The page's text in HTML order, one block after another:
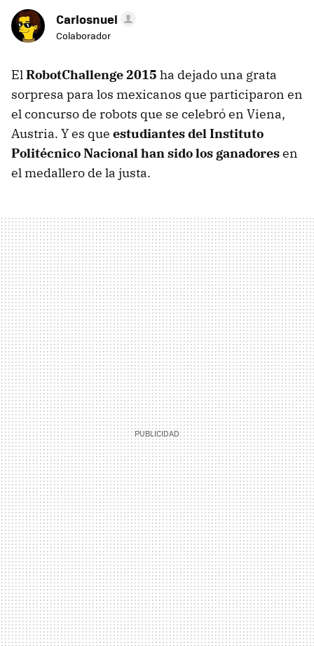
Carlosnuel
Colaborador
ElRobotChallenge 2015 ha dejado una grata
sorpresa para los mexicanos que participaron en
el concurso de robots que se celebró en Viena,
Austria. Y es que estudiantes del Instituto
Politécnico Nacional han sido los ganadoresen
el medallero de la justa.